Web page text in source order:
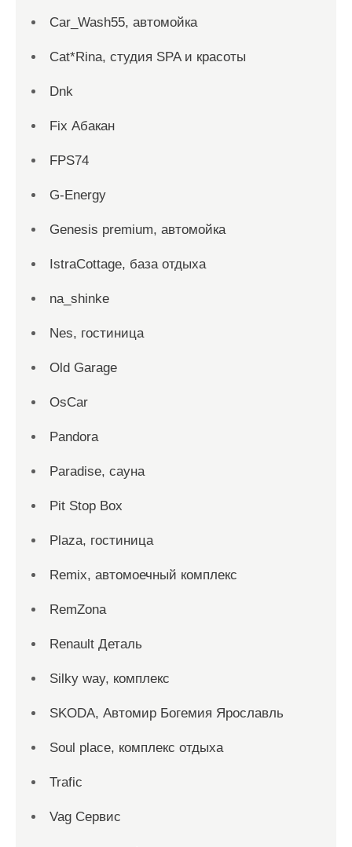
Car_Wash55, автомойка
Cat*Rina, студия SPA и красоты
Dnk
Fix Абакан
FPS74
G-Energy
Genesis premium, автомойка
IstraCottage, база отдыха
na_shinke
Nes, гостиница
Old Garage
OsCar
Pandora
Paradise, сауна
Pit Stop Box
Plaza, гостиница
Remix, автомоечный комплекс
RemZona
Renault Деталь
Silky way, комплекс
SKODA, Автомир Богемия Ярославль
Soul place, комплекс отдыха
Trafic
Vag Сервис